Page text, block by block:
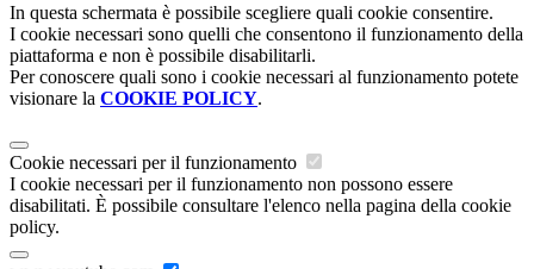
In questa schermata è possibile scegliere quali cookie consentire.
I cookie necessari sono quelli che consentono il funzionamento della
piattaforma e non è possibile disabilitarli.
Per conoscere quali sono i cookie necessari al funzionamento potete
visionare la COOKIE POLICY.
Cookie necessari per il funzionamento
I cookie necessari per il funzionamento non possono essere
disabilitati. È possibile consultare l'elenco nella pagina della cookie
policy.